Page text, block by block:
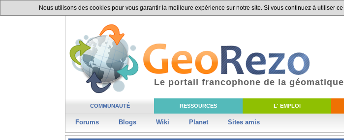
Nous utilisons des cookies pour vous garantir la meilleure expérience sur notre site. Si vous continuez à utiliser
COMMUNAUTÉ RESSOURCES L' EMPLOI
Forums Blogs Wiki Planet Sites amis
Le portail francophone de la géomatique